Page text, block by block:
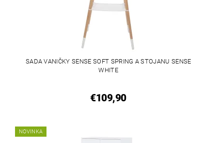
SADA VANIČKY SENSE SOFT SPRING A STOJANU SENSE
WHITE
€109,90
NOVINKA